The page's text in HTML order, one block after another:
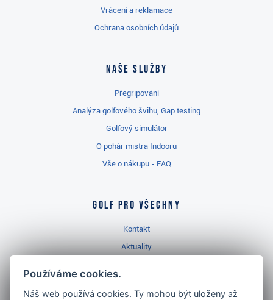
Vrácení a reklamace
Ochrana osobních údajů
Naše služby
Přegripování
Analýza golfového švihu, Gap testing
Golfový simulátor
O pohár mistra Indooru
Vše o nákupu - FAQ
Golf pro všechny
Kontakt
Aktuality
Používáme cookies.
Náš web používá cookies. Ty mohou být uloženy až